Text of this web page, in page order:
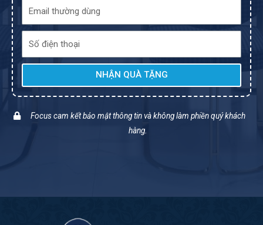
NHẬN QUÀ TẶNG
Focus cam kết bảo mật thông tin và không làm phiền quý khách
hàng.